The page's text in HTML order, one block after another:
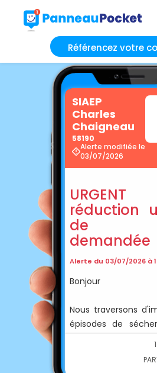
Référencez votre
SIAEP
Charles
Chaigneau
58190
Alerte modifiée le
03/07/2026
URGENT
réduction
de
demandée
Alerte du 03/07/2026 à
Bonjour
Nous traversons
épisodes de
moyen et long
a logiquement